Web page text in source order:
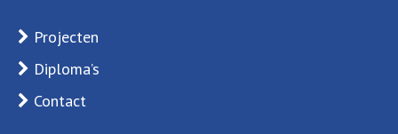
Projecten
Diploma’s
Contact